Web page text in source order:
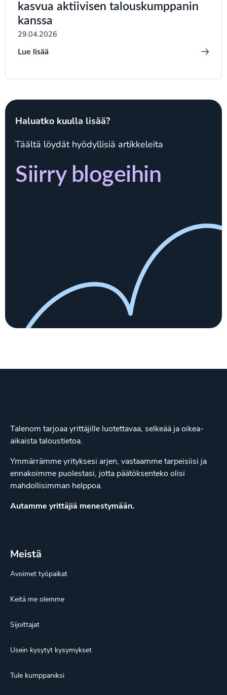
kasvua aktiivisen talouskumppanin
kanssa
29.04.2026
Lue lisää
Haluatko kuulla lisää?
Täältä löydät hyödyllisiä artikkeleita
Siirry blogeihin
Talenom tarjoaa yrittäjille luotettavaa, selkeää ja oikea-
aikaista taloustietoa.
Ymmärrämme yrityksesi arjen, vastaamme tarpeisiisi ja
ennakoimme puolestasi, jotta päätöksenteko olisi
mahdollisimman helppoa.
Autamme yrittäjiä menestymään.
Meistä
Avoimet työpaikat
Keitä me olemme
Sijoittajat
Usein kysytyt kysymykset
Tule kumppaniksi